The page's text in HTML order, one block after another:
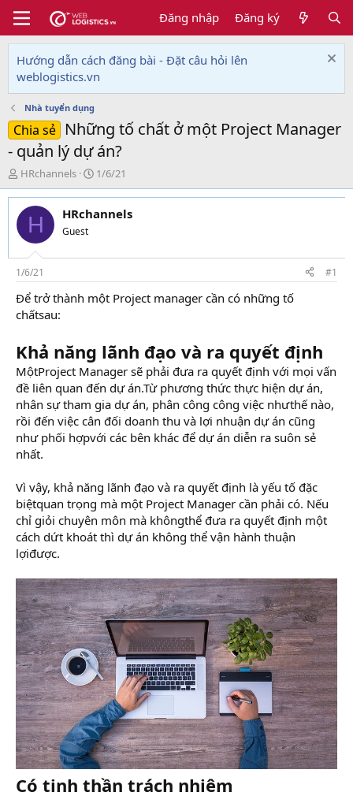
Đăng nhập Đăng ký
Hướng dẫn cách đăng bài - Đặt câu hỏi lên
weblogistics.vn
Nhà tuyển dụng
Chia sẻ
Những tố chất ở một Project Manager
- quản lý dự án?
T
h
r
e
d
s
t
a
r
t
HRchannels
N
g
à
y
i
1/6/21
H HRchannels
Guest
1/6/21 #1
Để trở thành một Project manager cần có những tố
chấtsau:
Khả năng lãnh đạo và ra quyết định
MộtProject Manager sẽ phải đưa ra quyết định với mọi vấn
đề liên quan đến dự án.Từ phương thức thực hiện dự án,
nhân sự tham gia dự án, phân công công việc nhưthế nào,
rồi đến việc cân đối doanh thu và lợi nhuận dự án cũng
như phối hợpvới các bên khác để dự án diễn ra suôn sẻ
nhất.
Vì vậy, khả năng lãnh đạo và ra quyết định là yếu tố đặc
biệtquan trọng mà một Project Manager cần phải có. Nếu
chỉ giỏi chuyên môn mà khôngthể đưa ra quyết định một
cách dứt khoát thì dự án không thể vận hành thuận
lợiđược.
Có tinh thần trách nhiệm